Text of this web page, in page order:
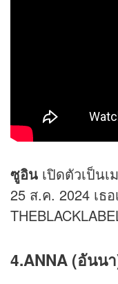
ซูอิน เปิดตัวเป็น
25 ส.ค. 2024 เธ
4.ANNA (อันน